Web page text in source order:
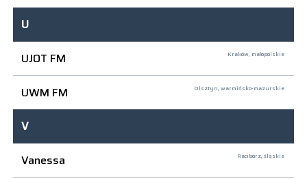
U
UJOT FM
Kraków, małopolskie
UWM FM Olsztyn, warmińsko-mazurskie
V
Vanessa
Racibórz, śląskie